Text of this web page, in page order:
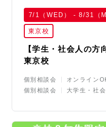
7/1（WED） - 8/31（
東京校
【学生・社会人の
東京校
個別相談会 オンライン
個別相談会
大学生・社